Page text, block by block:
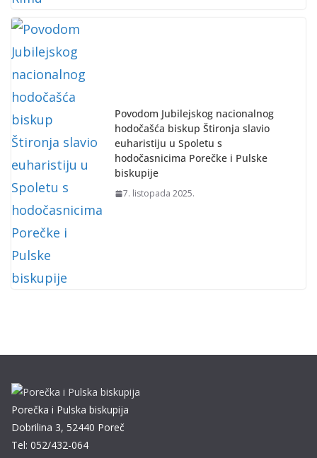
Povodom Jubilejskog nacionalnog
hodočašća biskup Štironja slavio
euharistiju u Spoletu s
hodočasnicima Porečke i Pulske
biskupije
7. listopada 2025.
Porečka i Pulska biskupija
Dobrilina 3, 52440 Poreč
Tel: 052/432-064